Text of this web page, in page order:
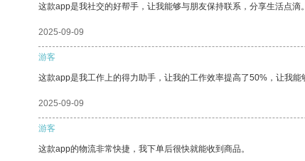
这款app是我社交的好帮手，让我能够与朋友保持联系，分享生活点滴。
2025-09-09
游客
这款app是我工作上的得力助手，让我的工作效率提高了50%，让我能
2025-09-09
游客
这款app的物流非常快捷，我下单后很快就能收到商品。